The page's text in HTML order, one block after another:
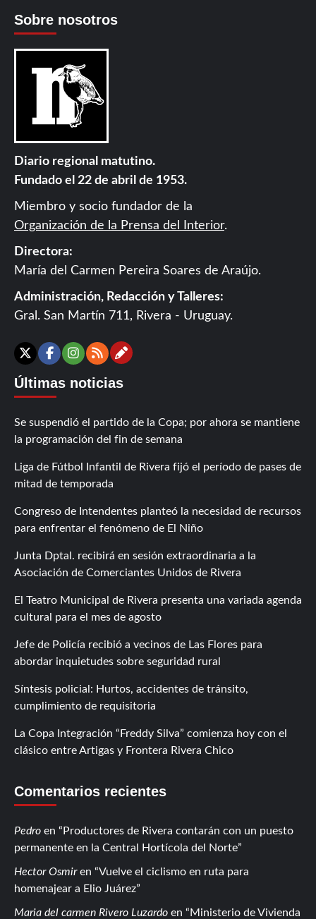
Sobre nosotros
Diario regional matutino.
Fundado el 22 de abril de 1953.
Miembro y socio fundador de la
Organización de la Prensa del Interior.
Directora:
María del Carmen Pereira Soares de Araújo.
Administración, Redacción y Talleres:
Gral. San Martín 711, Rivera - Uruguay.
X Facebook
Instagram
RSSContáctanos
Últimas noticias
Se suspendió el partido de la Copa; por ahora se mantiene
la programación del fin de semana
Liga de Fútbol Infantil de Rivera fijó el período de pases de
mitad de temporada
Congreso de Intendentes planteó la necesidad de recursos
para enfrentar el fenómeno de El Niño
Junta Dptal. recibirá en sesión extraordinaria a la
Asociación de Comerciantes Unidos de Rivera
El Teatro Municipal de Rivera presenta una variada agenda
cultural para el mes de agosto
Jefe de Policía recibió a vecinos de Las Flores para
abordar inquietudes sobre seguridad rural
Síntesis policial: Hurtos, accidentes de tránsito,
cumplimiento de requisitoria
La Copa Integración “Freddy Silva” comienza hoy con el
clásico entre Artigas y Frontera Rivera Chico
Comentarios recientes
Pedro en
Productores de Rivera contarán con un puesto
permanente en la Central Hortícola del Norte
Hector Osmiren
Vuelve el ciclismo en ruta para
homenajear a Elio Juárez
Maria del carmen Rivero Luzardo en Ministerio de Vivienda